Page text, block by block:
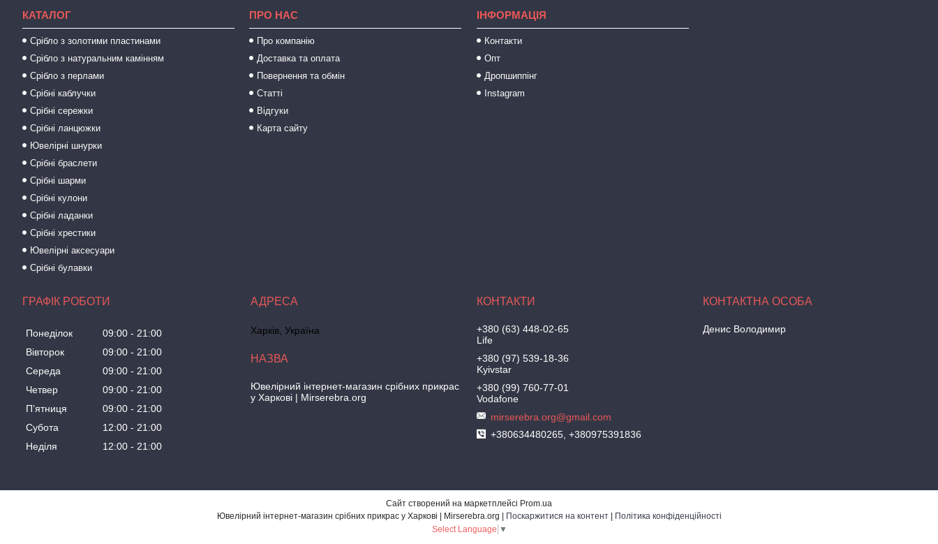
КАТАЛОГ
Срібло з золотими пластинами
Срібло з натуральним камінням
Срібло з перлами
Срібні каблучки
Срібні сережки
Срібні ланцюжки
Ювелірні шнурки
Срібні браслети
Срібні шарми
Срібні кулони
Срібні ладанки
Срібні хрестики
Ювелірні аксесуари
Срібні булавки
ПРО НАС
Про компанію
Доставка та оплата
Повернення та обмін
Статті
Відгуки
Карта сайту
ІНФОРМАЦІЯ
Контакти
Опт
Дропшиппінг
Instagram
ГРАФІК РОБОТИ
Понеділок 09:00
21:00
Вівторок
09:00
21:00
Середа
09:00
21:00
Четвер
09:00
21:00
Пʼятниця
09:00
21:00
Субота
12:00
21:00
Неділя
12:00 21:00
Харків, Україна
Ювелірний інтернет-магазин срібних прикрас
у Харкові | Mirserebra.org
+380 (63) 448-02-65
Life
+380 (97) 539-18-36
Kyivstar
+380 (99) 760-77-01
Vodafone
mirserebra.org@gmail.com
+380634480265, +380975391836
Денис Володимир
Сайт створений на маркетплейсі Prom.ua
Ювелірний інтернет-магазин срібних прикрас у Харкові | Mirserebra.org | Поскаржитися на контент | Політика конфіденційності
Select Language ▼